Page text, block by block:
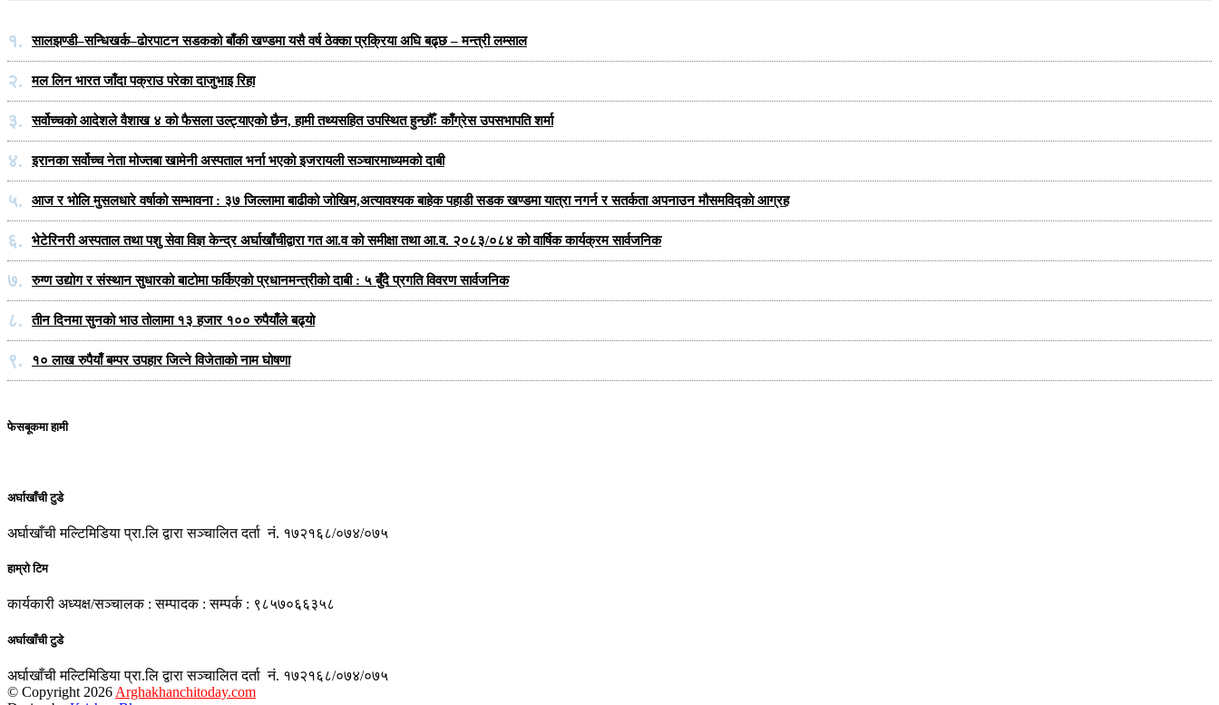
१. सालझण्डी–सन्धिखर्क–ढोरपाटन सडकको बाँकी खण्डमा यसै वर्ष ठेक्का प्रक्रिया अघि बढ्छ – मन्त्री लम्साल
२. मल लिन भारत जाँदा पक्राउ परेका दाजुभाइ रिहा
३. सर्वोच्चको आदेशले वैशाख ४ को फैसला उल्ट्याएको छैन, हामी तथ्यसहित उपस्थित हुन्छौँः काँग्रेस उपसभापति शर्मा
४. इरानका सर्वोच्च नेता मोज्तबा खामेनी अस्पताल भर्ना भएको इजरायली सञ्चारमाध्यमको दाबी
५. आज र भोलि मुसलधारे वर्षाको सम्भावना : ३७ जिल्लामा बाढीको जोखिम,अत्यावश्यक बाहेक पहाडी सडक खण्डमा यात्रा नगर्न र सतर्कता अपनाउन मौसमविद्काे आग्रह
६. भेटेरिनरी अस्पताल तथा पशु सेवा विज्ञ केन्द्र अर्घाखाँचीद्वारा गत आ.व को समीक्षा तथा आ.व. २०८३/०८४ को वार्षिक कार्यक्रम सार्वजनिक
७. रुग्ण उद्योग र संस्थान सुधारको बाटोमा फर्किएको प्रधानमन्त्रीको दाबी : ५ बुँदे प्रगति विवरण सार्वजनिक
८. तीन दिनमा सुनको भाउ तोलामा १३ हजार १०० रुपैयाँले बढ्यो
९. १० लाख रुपैयाँ बम्पर उपहार जित्ने विजेताको नाम घोषणा
फेसबूकमा हामी
अर्घाखाँची टुडे
अर्घाखाँची मल्टिमिडिया प्रा.लि द्वारा सञ्चालित दर्ता नं. १७२१६८/०७४/०७५
हाम्रो टिम
कार्यकारी अध्यक्ष/सञ्चालक : सम्पादक : सम्पर्क : ९८५७०६६३५८
अर्घाखाँची टुडे
अर्घाखाँची मल्टिमिडिया प्रा.लि द्वारा सञ्चालित दर्ता नं. १७२१६८/०७४/०७५
© Copyright 2026 Arghakhanchitoday.com